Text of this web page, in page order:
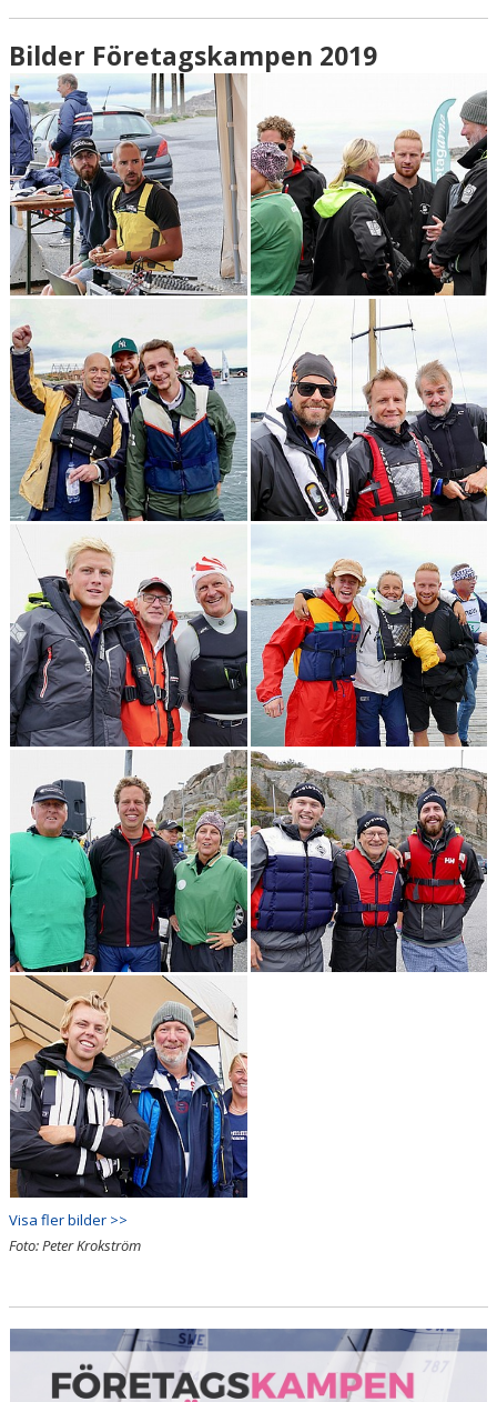
Bilder Företagskampen 2019
Visa fler bilder >>
Foto: Peter Krokström